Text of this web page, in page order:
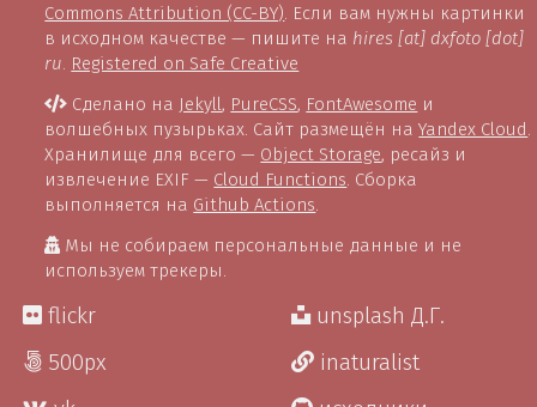
Commons Attribution (CC-BY). Если вам нужны картинки
в исходном качестве — пишите на hires [at] dxfoto [dot]
ru. Registered on Safe Creative
Сделано на Jekyll, PureCSS, FontAwesome и
волшебных пузырьках. Сайт размещён наYandex Cloud.
Хранилище для всего — Object Storage, ресайз и
извлечение EXIF — Cloud Functions. Сборка
выполняется на Github Actions.
Мы не собираем персональные данные и не
используем трекеры.
flickr
500px
unsplash Д.Г.
inaturalist